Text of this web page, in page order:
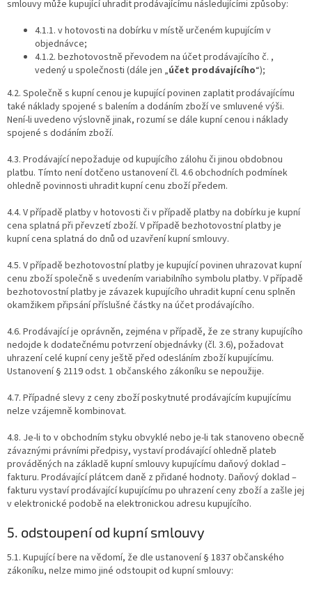
smlouvy může kupující uhradit prodávajícímu následujícími způsoby:
4.1.1. v hotovosti na dobírku v místě určeném kupujícím v
objednávce;
4.1.2. bezhotovostně převodem na účet prodávajícího č. ,
vedený u společnosti (dále jen „účet prodávajícího“);
4.2. Společně s kupní cenou je kupující povinen zaplatit prodávajícímu
také náklady spojené s balením a dodáním zboží ve smluvené výši.
Není-li uvedeno výslovně jinak, rozumí se dále kupní cenou i náklady
spojené s dodáním zboží.
4.3. Prodávající nepožaduje od kupujícího zálohu či jinou obdobnou
platbu. Tímto není dotčeno ustanovení čl. 4.6 obchodních podmínek
ohledně povinnosti uhradit kupní cenu zboží předem.
4.4. V případě platby v hotovosti či v případě platby na dobírku je kupní
cena splatná při převzetí zboží. V případě bezhotovostní platby je
kupní cena splatná do dnů od uzavření kupní smlouvy.
4.5. V případě bezhotovostní platby je kupující povinen uhrazovat kupní
cenu zboží společně s uvedením variabilního symbolu platby. V případě
bezhotovostní platby je závazek kupujícího uhradit kupní cenu splněn
okamžikem připsání příslušné částky na účet prodávajícího.
4.6. Prodávající je oprávněn, zejména v případě, že ze strany kupujícího
nedojde k dodatečnému potvrzení objednávky (čl. 3.6), požadovat
uhrazení celé kupní ceny ještě před odesláním zboží kupujícímu.
Ustanovení § 2119 odst. 1 občanského zákoníku se nepoužije.
4.7. Případné slevy z ceny zboží poskytnuté prodávajícím kupujícímu
nelze vzájemně kombinovat.
4.8. Je-li to v obchodním styku obvyklé nebo je-li tak stanoveno obecně
závaznými právními předpisy, vystaví prodávající ohledně plateb
prováděných na základě kupní smlouvy kupujícímu daňový doklad –
fakturu. Prodávající plátcem daně z přidané hodnoty. Daňový doklad –
fakturu vystaví prodávající kupujícímu po uhrazení ceny zboží a zašle jej
v elektronické podobě na elektronickou adresu kupujícího.
5. odstoupení od kupní smlouvy
5.1. Kupující bere na vědomí, že dle ustanovení § 1837 občanského
zákoníku, nelze mimo jiné odstoupit od kupní smlouvy: